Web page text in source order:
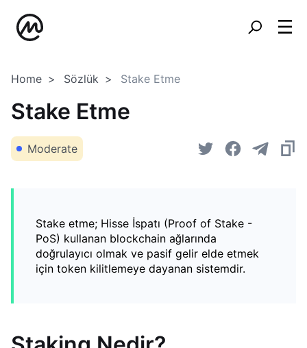
Home Sözlük Stake Etme
Stake Etme
Moderate
Stake etme; Hisse İspatı (Proof of Stake -
PoS) kullanan blockchain ağlarında
doğrulayıcı olmak ve pasif gelir elde etmek
için token kilitlemeye dayanan sistemdir.